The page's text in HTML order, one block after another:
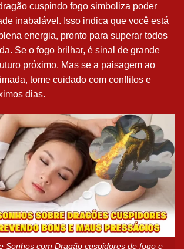
cuspindo fogo simboliza poder
inabalável. Isso indica que você está
energia, pronto para superar todos
Se o fogo brilhar, é sinal de grande
próximo. Mas se a paisagem ao
tome cuidado com conflitos e
dias.
Sonhos com Dragão cuspidores de fogo e